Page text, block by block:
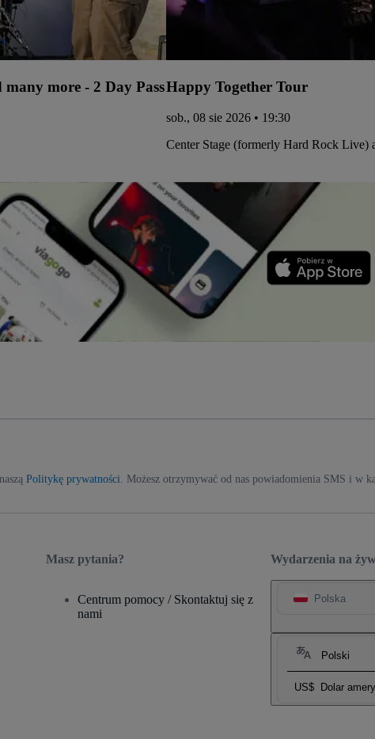
more - 2 Day PassHappy Together Tour
sob., 08 sie 2026 • 19:30
Center Stage (formerly Hard Rock
Politykę prywatności . Możesz otrzymywać od nas powiadomienia SMS i w
Wydarzenia na
Polska
Polski
US$ Dolar
Masz pytania?
Centrum pomocy / Skontaktuj się z
nami